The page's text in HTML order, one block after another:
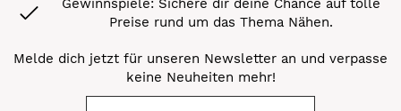
Preise rund um das Thema Nähen.
Melde dich jetzt für unseren Newsletter an und verpasse
keine Neuheiten mehr!